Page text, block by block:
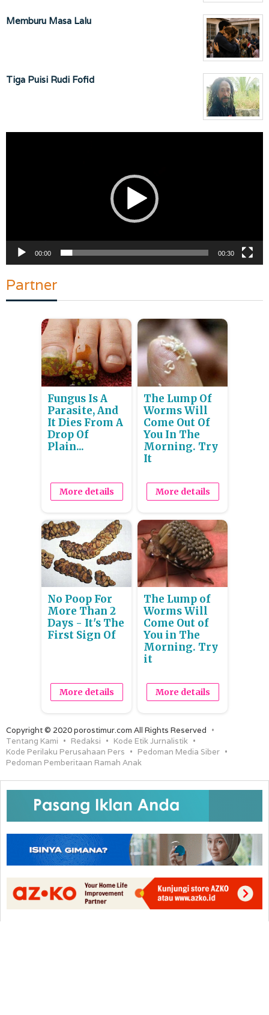
Memburu Masa Lalu
Tiga Puisi Rudi Fofid
00:00 00:30
Partner
Fungus Is A
Parasite, And
It Dies From A
Drop Of
Plain...
More details
The Lump Of
Worms Will
Come Out Of
You In The
Morning. Try
It
More details
No Poop For
More Than 2
Days - It's The
First Sign Of
More details
The Lump of
Worms Will
Come Out of
You in The
Morning. Try
it
More details
Copyright © 2020 porostimur.com All Rights Reserved
Tentang Kami
Redaksi
Kode Etik Jurnalistik
Kode Perilaku Perusahaan Pers
Pedoman Media Siber
Pedoman Pemberitaan Ramah Anak